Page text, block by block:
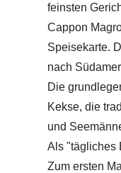
feinsten
Cappon
Speisekarte.
nach
Die
Kekse, die
und
Als "tägliches
Zum ersten